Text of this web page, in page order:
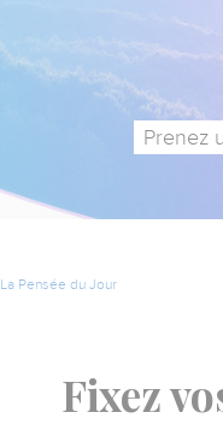
Prenez
La Pensée du Jour
Fixez